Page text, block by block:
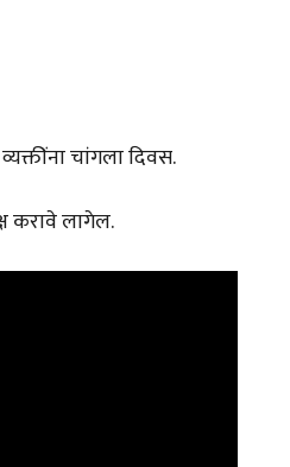
चांगला दिवस.
करावे लागेल.